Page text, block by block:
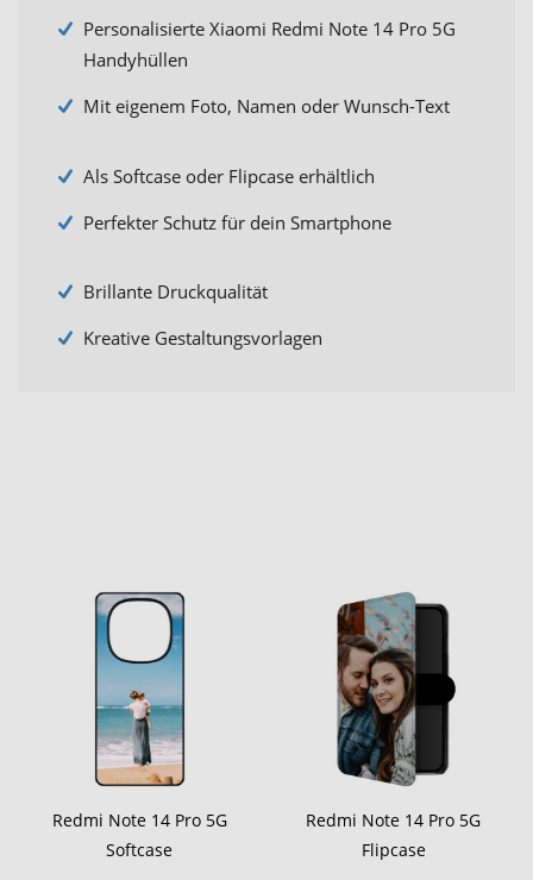
Personalisierte Xiaomi Redmi Note 14 Pro 5G
Handyhüllen
Mit eigenem Foto, Namen oder Wunsch-Text
Als Softcase oder Flipcase erhältlich
Perfekter Schutz für dein Smartphone
Brillante Druckqualität
Kreative Gestaltungsvorlagen
Redmi Note 14 Pro 5G
Softcase
Redmi Note 14 Pro 5G
Flipcase